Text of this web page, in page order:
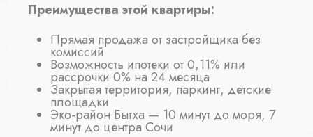
Преимущества этой квартиры:
Прямая продажа от застройщика без
комиссий
Возможность ипотеки от 0,11% или
рассрочки 0% на 24 месяца
Закрытая территория, паркинг, детские
площадки
Эко-район Бытха — 10 минут до моря, 7
минут до центра Сочи